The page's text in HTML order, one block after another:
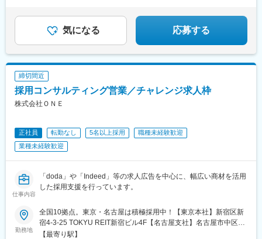
気になる 応募する
締切間近
採用コンサルティング営業／チャレンジ求人枠
株式会社ＯＮＥ
正社員 転勤なし 5名以上採用
職種未経験歓迎
業種未経験歓迎
仕事内容
「doda」や「Indeed」等の求人広告を中心に、幅広い商材を活用
した採用支援を行っています。
勤務地
全国10拠点。東京・名古屋は積極採用中！【東京本社】新宿区新
宿4-3-25 TOKYU REIT新宿ビル4F【名古屋支社】名古屋市中区栄
3丁目13-20 栄センタービル602【大阪支社】大阪市中央区久太郎
【最寄り駅】